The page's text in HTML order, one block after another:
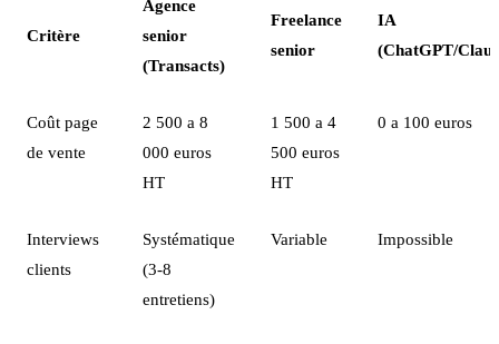
Critère
Agence
senior
(Transacts)
Freelance
senior
IA
(ChatGPT/
Coût page
de vente
2 500 a 8
000 euros
HT
1 500 a 4
500 euros
HT
0 a 100 euros
Interviews
clients
Systématique
(3-8
entretiens)
Variable Impossible